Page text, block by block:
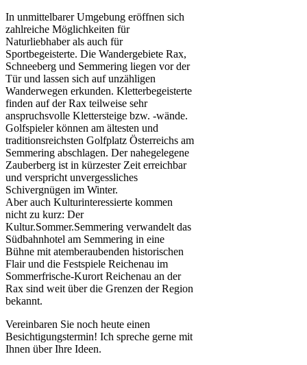
In unmittelbarer Umgebung eröffnen sich
zahlreiche Möglichkeiten für
Naturliebhaber als auch für
Sportbegeisterte. Die Wandergebiete Rax,
Schneeberg und Semmering liegen vor der
Tür und lassen sich auf unzähligen
Wanderwegen erkunden. Kletterbegeisterte
finden auf der Rax teilweise sehr
anspruchsvolle Klettersteige bzw. -wände.
Golfspieler können am ältesten und
traditionsreichsten Golfplatz Österreichs am
Semmering abschlagen. Der nahegelegene
Zauberberg ist in kürzester Zeit erreichbar
und verspricht unvergessliches
Schivergnügen im Winter.
Aber auch Kulturinteressierte kommen
nicht zu kurz: Der
Kultur.Sommer.Semmering verwandelt das
Südbahnhotel am Semmering in eine
Bühne mit atemberaubenden historischen
Flair und die Festspiele Reichenau im
Sommerfrische-Kurort Reichenau an der
Rax sind weit über die Grenzen der Region
bekannt.
Vereinbaren Sie noch heute einen
Besichtigungstermin! Ich spreche gerne mit
Ihnen über Ihre Ideen.